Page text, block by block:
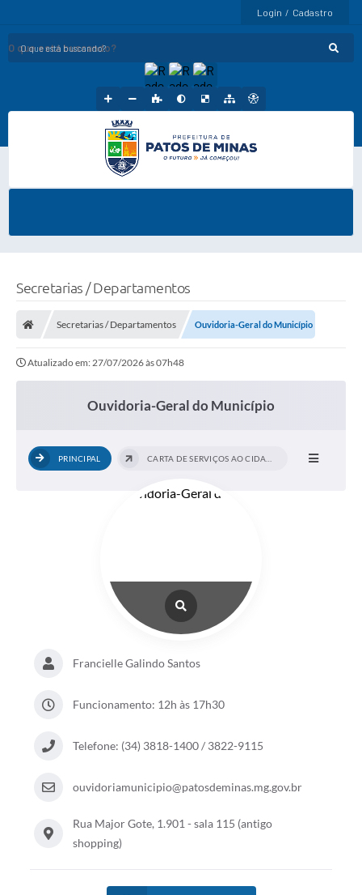
Login / Cadastro
O que está buscando?
Secretarias / Departamentos
Secretarias / Departamentos Ouvidoria-Geral do Município
Atualizado em: 27/07/2026 às 07h48
Ouvidoria-Geral do Município
PRINCIPAL
Francielle Galindo Santos
Funcionamento: 12h às 17h30
Telefone: (34) 3818-1400 / 3822-9115
ouvidoriamunicipio@patosdeminas.mg.gov.br
Rua Major Gote, 1.901 - sala 115 (antigo
shopping)